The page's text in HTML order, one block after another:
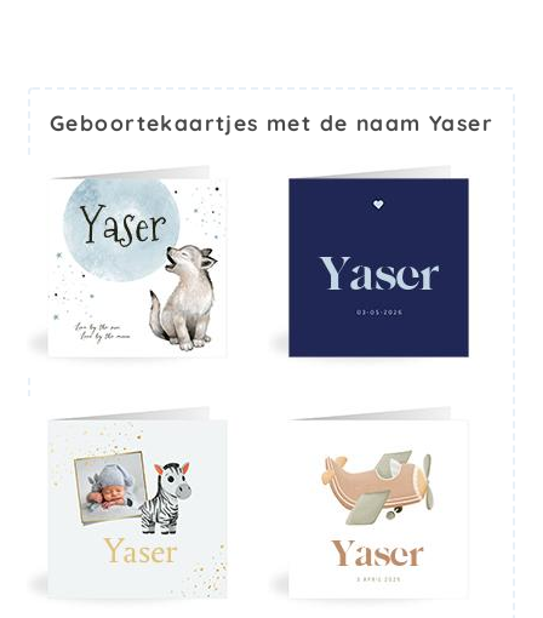
Geboortekaartjes met de naam Yaser